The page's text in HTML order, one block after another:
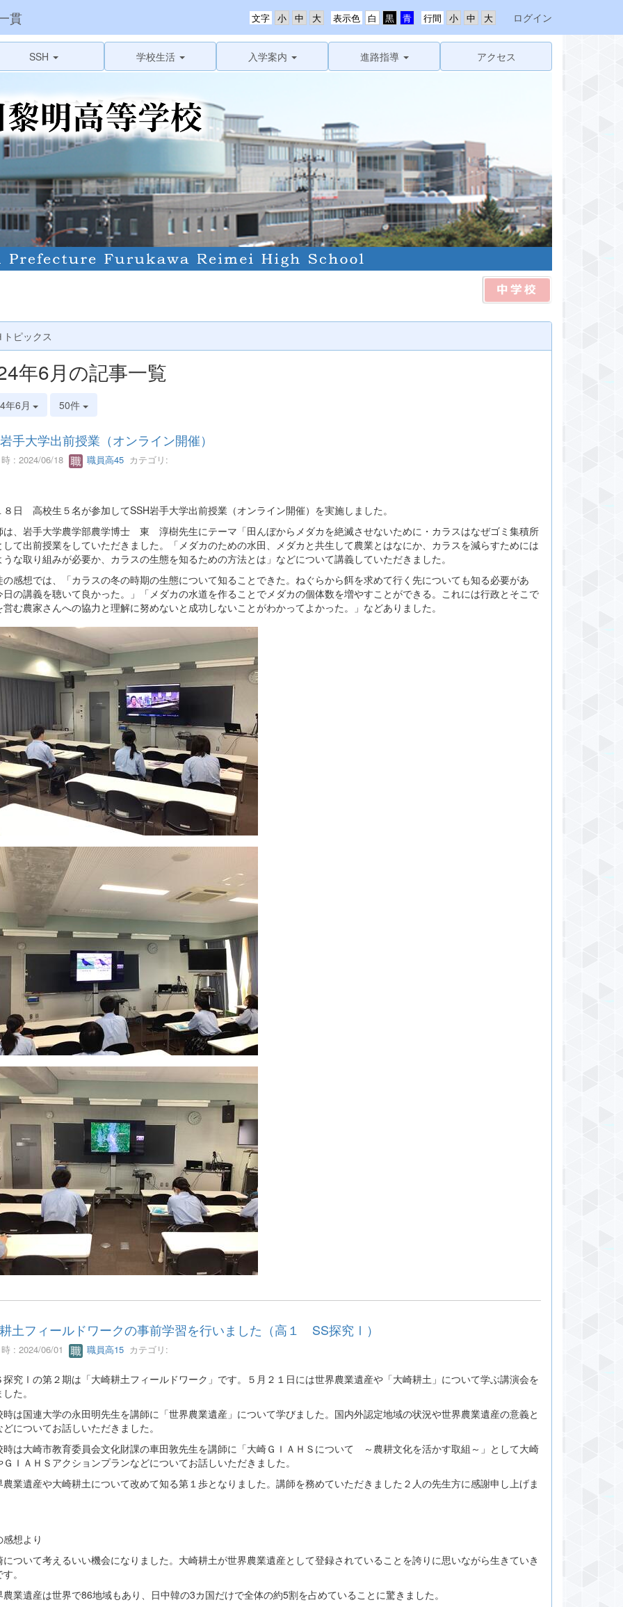
貫 行間
表示色
文字 ログイン
SSH 学校生活 入学案内 進路指導 アクセス
ピックス
年6月の記事一覧
年6月 50件
手大学出前授業（オンライン開催）
: 2024/06/18 職員高45カテゴリ:
８日 高校生５名が参加してSSH岩手大学出前授業（オンライン開催）を実施しました。
、岩手大学農学部農学博士 東 淳樹先生にテーマ「田んぼからメダカを絶滅させないために・カラスはなぜゴミ集積所
して出前授業をしていただきました。「メダカのための水田、メダカと共生して農業とはなにか、カラスを減らすためには
な取り組みが必要か、カラスの生態を知るための方法とは」などについて講義していただきました。
感想では、「カラスの冬の時期の生態について知ることできた。ねぐらから餌を求めて行く先についても知る必要があ
日の講義を聴いて良かった。」「メダカの水道を作ることでメダカの個体数を増やすことができる。これには行政とそこで
む農家さんへの協力と理解に努めないと成功しないことがわかってよかった。」などありました。
土フィールドワークの事前学習を行いました（高１ SS探究Ⅰ）
: 2024/06/01 職員高15カテゴリ:
究Ⅰの第２期は「大崎耕土フィールドワーク」です。５月２１日には世界農業遺産や「大崎耕土」について学ぶ講演会を
た。
は国連大学の永田明先生を講師に「世界農業遺産」について学びました。国内外認定地域の状況や世界農業遺産の意義と
についてお話しいただきました。
は大崎市教育委員会文化財課の車田敦先生を講師に「大崎ＧＩＡＨＳについて ～農耕文化を活かす取組～」として大崎
ＩＡＨＳアクションプランなどについてお話しいただきました。
業遺産や大崎耕土について改めて知る第１歩となりました。講師を務めていただきました２人の先生方に感謝申し上げま
想より
について考えるいい機会になりました。大崎耕土が世界農業遺産として登録されていることを誇りに思いながら生きていき
。
業遺産は世界で86地域もあり、日中韓の3カ国だけで全体の約5割を占めていることに驚きました。